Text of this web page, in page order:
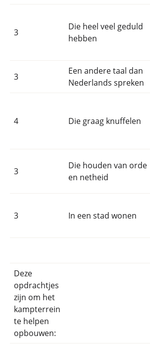
3
Die heel veel geduld
hebben
3
Een andere taal dan
Nederlands spreken
4 Die graag knuffelen
3
Die houden van orde
en netheid
3 In een stad wonen
Deze
opdrachtjes
zijn om het
kampterrein
te helpen
opbouwen: